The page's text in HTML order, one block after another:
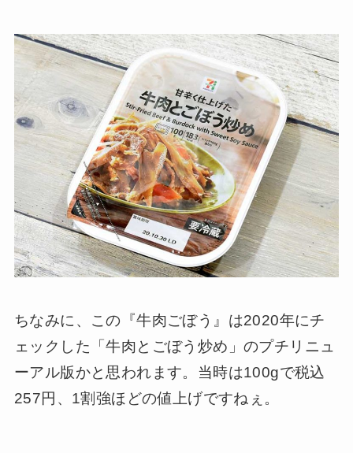
ちなみに、この『牛肉ごぼう』は2020年にチ
ェックした「牛肉とごぼう炒め」のプチリニュ
ーアル版かと思われます。当時は100gで税込
257円、1割強ほどの値上げですねぇ。